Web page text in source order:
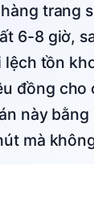
6-8 giờ,
lệch tồn
đồng cho
này
mà